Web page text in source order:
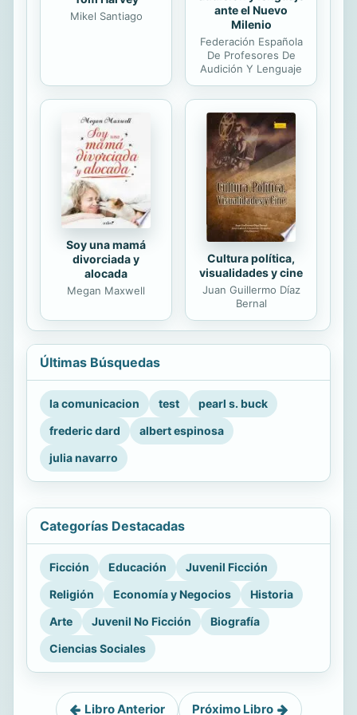
Mikel Santiago
ante el Nuevo
Milenio
Federación Española
De Profesores De
Audición Y Lenguaje
Soy una mamá
divorciada y
alocada
Megan Maxwell
Cultura política,
visualidades y cine
Juan Guillermo Díaz
Bernal
Últimas Búsquedas
la comunicacion test
pearl s. buck
frederic dard
albert espinosa
julia navarro
Categorías Destacadas
Ficción Educación
Juvenil Ficción
Religión
Economía y Negocios
Historia
Arte
Juvenil No Ficción
Biografía
Ciencias Sociales
Libro Anterior Próximo Libro